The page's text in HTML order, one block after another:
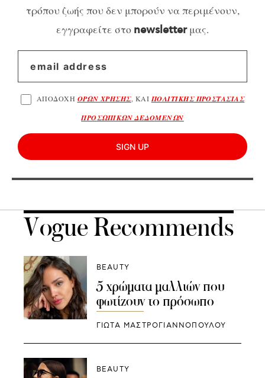
τρόπου ζωής που δεν μπορούν να περιμένουν,
εγγραφείτε στο newsletterμας.
ΑΠΟΔΟΧΗ ΟΡΩΝ ΧΡΗΣΗΣ, ΚΑΙΠΟΛΙΤΙΚΗΣ ΠΡΟΣΤΑΣΙΑΣ
ΠΡΟΣΩΠΙΚΩΝ ΔΕΔΟΜΕΝΩΝ
SIGN UP
Vogue Recommends
BEAUTY
5 χρώματα μαλλιών που
φωτίζουν το πρόσωπο
ΓΙΩΤΑ ΜΑΣΤΡΟΓΙΑΝΝΟΠΟΥΛΟΥ
BEAUTY